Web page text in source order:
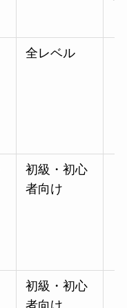
全レベル
初級・初心
者向け
初級・初心
者向け